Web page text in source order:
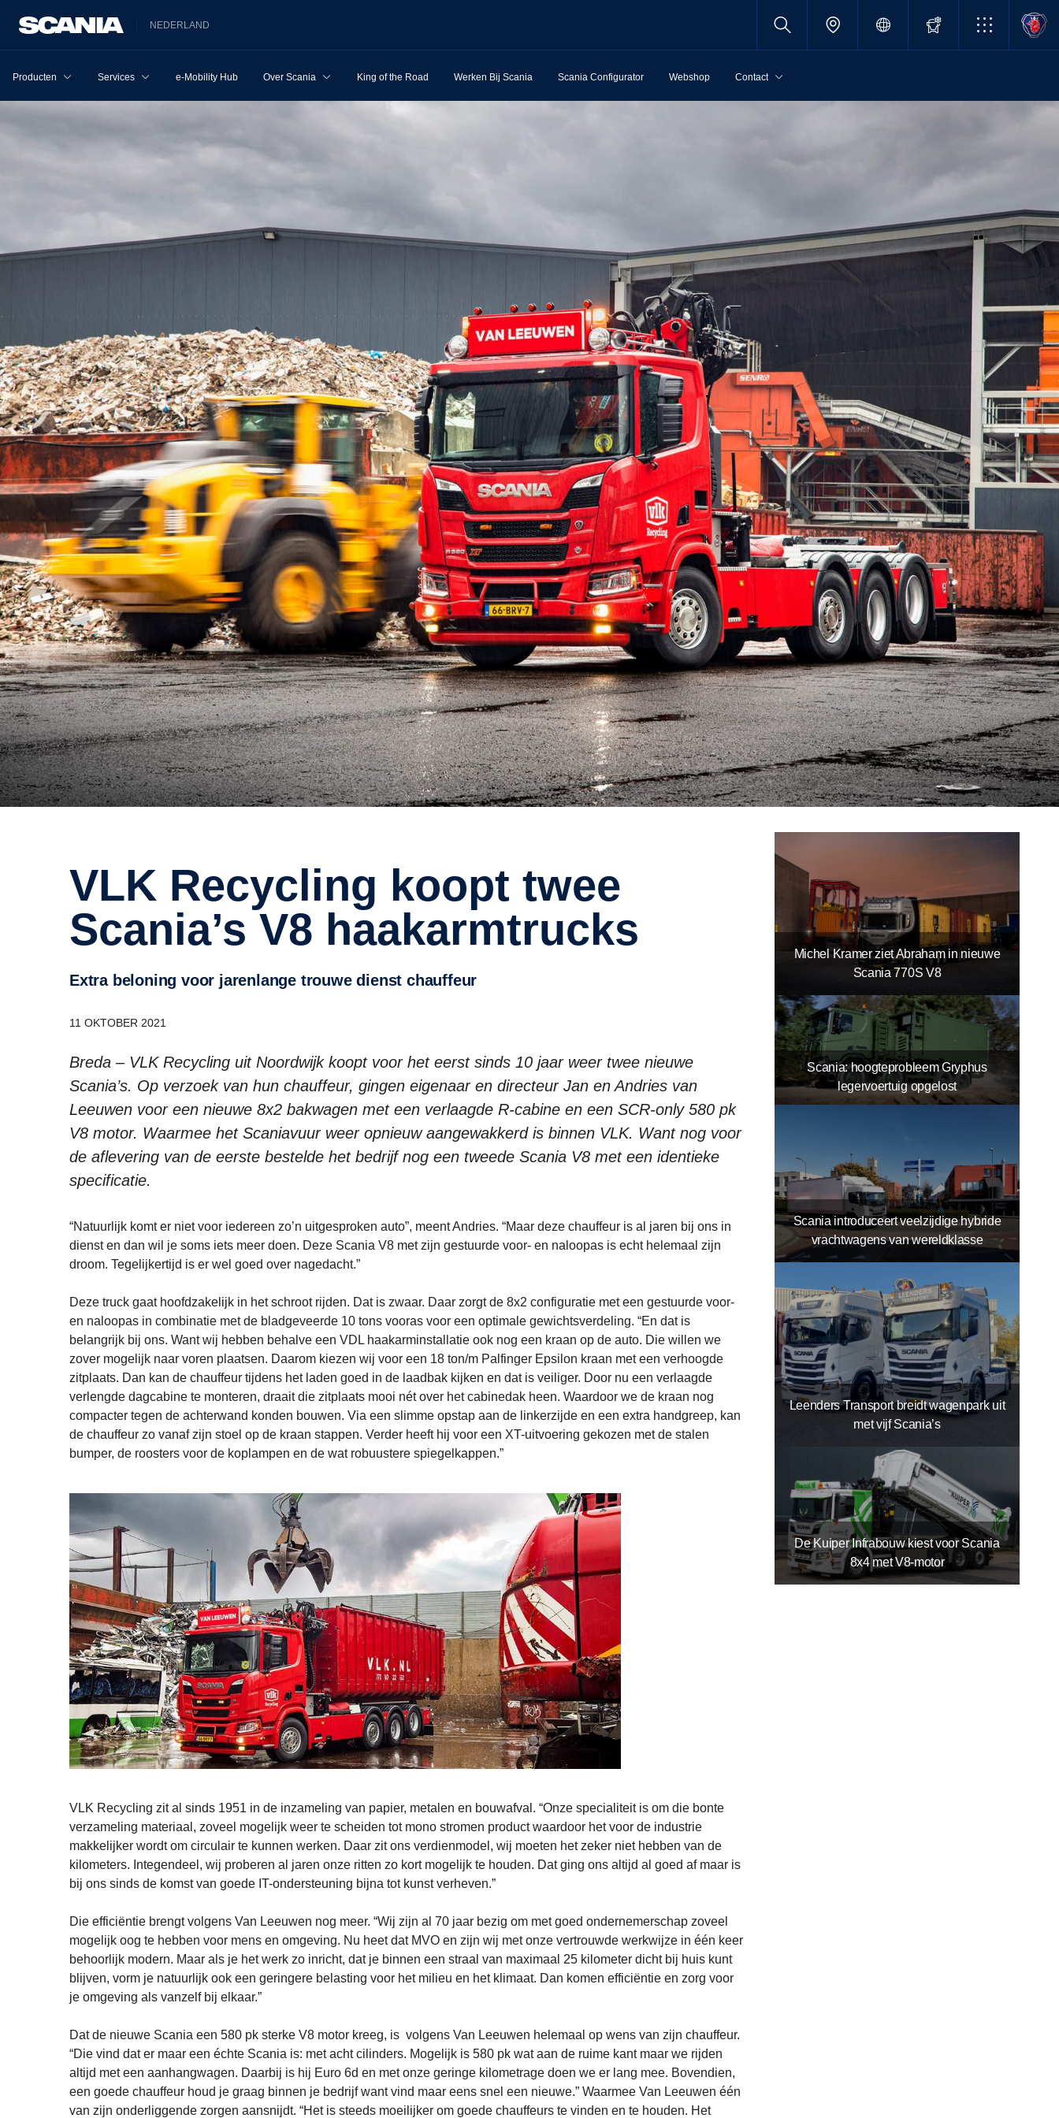
NEDERLAND
Producten Services e-Mobility Hub Over Scania King of the Road Werken Bij Scania Scania Configurator Webshop Contact
VLK Recycling koopt twee
Scania’s V8 haakarmtrucks
Extra beloning voor jarenlange trouwe dienst chauffeur
11 OKTOBER 2021
Breda – VLK Recycling uit Noordwijk koopt voor het eerst sinds 10 jaar weer twee nieuwe
Scania’s. Op verzoek van hun chauffeur, gingen eigenaar en directeur Jan en Andries van
Leeuwen voor een nieuwe 8x2 bakwagen met een verlaagde R-cabine en een SCR-only 580 pk
V8 motor. Waarmee het Scaniavuur weer opnieuw aangewakkerd is binnen VLK. Want nog voor
de aflevering van de eerste bestelde het bedrijf nog een tweede Scania V8 met een identieke
specificatie.
“Natuurlijk komt er niet voor iedereen zo’n uitgesproken auto”, meent Andries. “Maar deze chauffeur is al jaren bij ons in
dienst en dan wil je soms iets meer doen. Deze Scania V8 met zijn gestuurde voor- en naloopas is echt helemaal zijn
droom. Tegelijkertijd is er wel goed over nagedacht.”
Deze truck gaat hoofdzakelijk in het schroot rijden. Dat is zwaar. Daar zorgt de 8x2 configuratie met een gestuurde voor-
en naloopas in combinatie met de bladgeveerde 10 tons vooras voor een optimale gewichtsverdeling. “En dat is
belangrijk bij ons. Want wij hebben behalve een VDL haakarminstallatie ook nog een kraan op de auto. Die willen we
zover mogelijk naar voren plaatsen. Daarom kiezen wij voor een 18 ton/m Palfinger Epsilon kraan met een verhoogde
zitplaats. Dan kan de chauffeur tijdens het laden goed in de laadbak kijken en dat is veiliger. Door nu een verlaagde
verlengde dagcabine te monteren, draait die zitplaats mooi nét over het cabinedak heen. Waardoor we de kraan nog
compacter tegen de achterwand konden bouwen. Via een slimme opstap aan de linkerzijde en een extra handgreep, kan
de chauffeur zo vanaf zijn stoel op de kraan stappen. Verder heeft hij voor een XT-uitvoering gekozen met de stalen
bumper, de roosters voor de koplampen en de wat robuustere spiegelkappen.”
VLK Recycling zit al sinds 1951 in de inzameling van papier, metalen en bouwafval. “Onze specialiteit is om die bonte
verzameling materiaal, zoveel mogelijk weer te scheiden tot mono stromen product waardoor het voor de industrie
makkelijker wordt om circulair te kunnen werken. Daar zit ons verdienmodel, wij moeten het zeker niet hebben van de
kilometers. Integendeel, wij proberen al jaren onze ritten zo kort mogelijk te houden. Dat ging ons altijd al goed af maar is
bij ons sinds de komst van goede IT-ondersteuning bijna tot kunst verheven.”
Die efficiëntie brengt volgens Van Leeuwen nog meer. “Wij zijn al 70 jaar bezig om met goed ondernemerschap zoveel
mogelijk oog te hebben voor mens en omgeving. Nu heet dat MVO en zijn wij met onze vertrouwde werkwijze in één keer
behoorlijk modern. Maar als je het werk zo inricht, dat je binnen een straal van maximaal 25 kilometer dicht bij huis kunt
blijven, vorm je natuurlijk ook een geringere belasting voor het milieu en het klimaat. Dan komen efficiëntie en zorg voor
je omgeving als vanzelf bij elkaar.”
Dat de nieuwe Scania een 580 pk sterke V8 motor kreeg, is volgens Van Leeuwen helemaal op wens van zijn chauffeur.
“Die vind dat er maar een échte Scania is: met acht cilinders. Mogelijk is 580 pk wat aan de ruime kant maar we rijden
altijd met een aanhangwagen. Daarbij is hij Euro 6d en met onze geringe kilometrage doen we er lang mee. Bovendien,
een goede chauffeur houd je graag binnen je bedrijf want vind maar eens snel een nieuwe.” Waarmee Van Leeuwen één
van zijn onderliggende zorgen aansnijdt. “Het is steeds moeilijker om goede chauffeurs te vinden en te houden. Het
Michel Kramer ziet Abraham in nieuwe
Scania 770S V8
Scania: hoogteprobleem Gryphus
legervoertuig opgelost
Scania introduceert veelzijdige hybride
vrachtwagens van wereldklasse
Leenders Transport breidt wagenpark uit
met vijf Scania’s
De Kuiper Infrabouw kiest voor Scania
8x4 met V8-motor